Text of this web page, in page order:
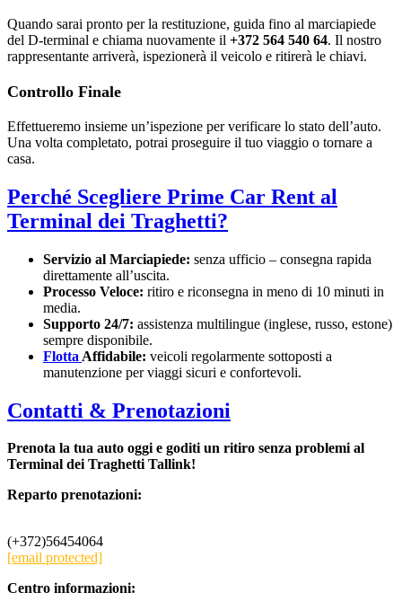
Quando sarai pronto per la restituzione, guida fino al marciapiede
del D-terminal e chiama nuovamente il +372 564 540 64. Il nostro
rappresentante arriverà, ispezionerà il veicolo e ritirerà le chiavi.
Controllo Finale
Effettueremo insieme un’ispezione per verificare lo stato dell’auto.
Una volta completato, potrai proseguire il tuo viaggio o tornare a
casa.
Perché Scegliere Prime Car Rent al
Terminal dei Traghetti?
Servizio al Marciapiede: senza ufficio – consegna rapida
direttamente all’uscita.
Processo Veloce: ritiro e riconsegna in meno di 10 minuti in
media.
Supporto 24/7: assistenza multilingue (inglese, russo, estone)
sempre disponibile.
Flotta Affidabile: veicoli regolarmente sottoposti a
manutenzione per viaggi sicuri e confortevoli.
Contatti & Prenotazioni
Prenota la tua auto oggi e goditi un ritiro senza problemi al
Terminal dei Traghetti Tallink!
Reparto prenotazioni:
(+372)56454064
[email protected]
Centro informazioni: